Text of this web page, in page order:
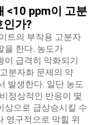
<10 ppm이 고분
인가?
트의 부작용 고분자
을 한다. 농도가
급격히 악화되기
분자화 문제의 약
발생한다. 일단 농도
정상적인 반응이 몇
상으로 급상승시킬 수
영구적으로 막힐 위